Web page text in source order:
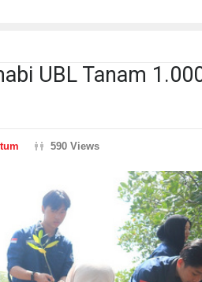
UBL Tanam
590 Views